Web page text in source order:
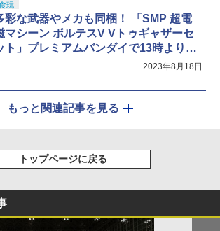
玩
彩な武器やメカも同梱！ 「SMP 超電
マシーン ボルテスV Vトゥギャザーセ
ト」プレミアムバンダイで13時より予
2023年8月18日
もっと関連記事を見る
トップページに戻る